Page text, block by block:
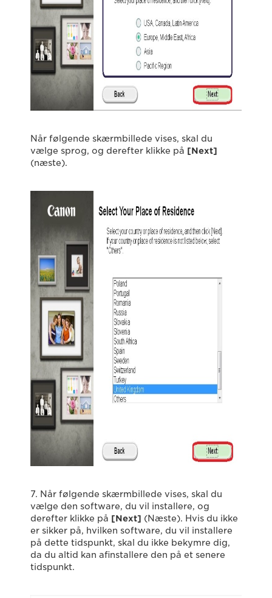
Når følgende skærmbillede vises, skal du
vælge sprog, og derefter klikke på [Next]
(næste).
7. Når følgende skærmbillede vises, skal du
vælge den software, du vil installere, og
derefter klikke på [Next] (Næste). Hvis du ikke
er sikker på, hvilken software, du vil installere
på dette tidspunkt, skal du ikke bekymre dig,
da du altid kan afinstallere den på et senere
tidspunkt.